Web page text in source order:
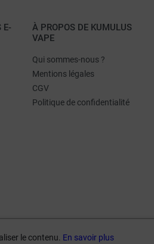
E-
À PROPOS DE KUMULUS
VAPE
Qui sommes-nous ?
Mentions légales
CGV
Politique de confidentialité
le contenu. En savoir plus